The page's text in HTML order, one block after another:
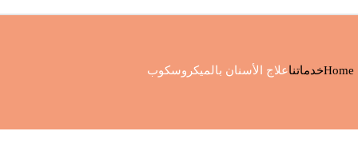
Homeخدماتناعلاج الأسنان بالميكروسكوب